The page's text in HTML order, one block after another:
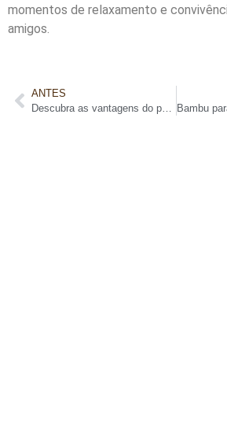
momentos de relaxamento e
amigos.
ANTES